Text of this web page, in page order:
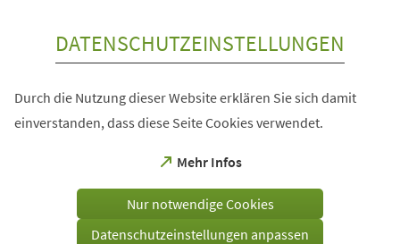
DATENSCHUTZEINSTELLUNGEN
Durch die Nutzung dieser Website erklären Sie sich damit
einverstanden, dass diese Seite Cookies verwendet.
Mehr Infos
(Öffnet
einem
Tab)
Nur notwendige Cookies
Datenschutzeinstellungen anpassen